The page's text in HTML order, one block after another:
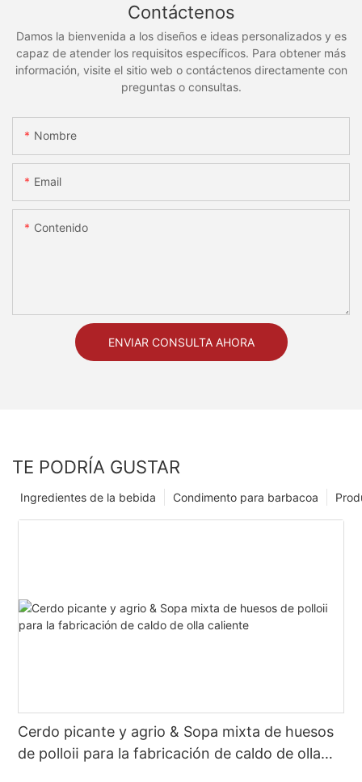
Contáctenos
Damos la bienvenida a los diseños e ideas personalizados y es
capaz de atender los requisitos específicos. Para obtener más
información, visite el sitio web o contáctenos directamente con
preguntas o consultas.
Nombre
Email
Contenido
ENVIAR CONSULTA AHORA
TE PODRÍA GUSTAR
Condimento para barbacoa
Ingredientes de la bebida
Cerdo picante y agrio & Sopa mixta de huesos
de polloⅱ para la fabricación de caldo de olla